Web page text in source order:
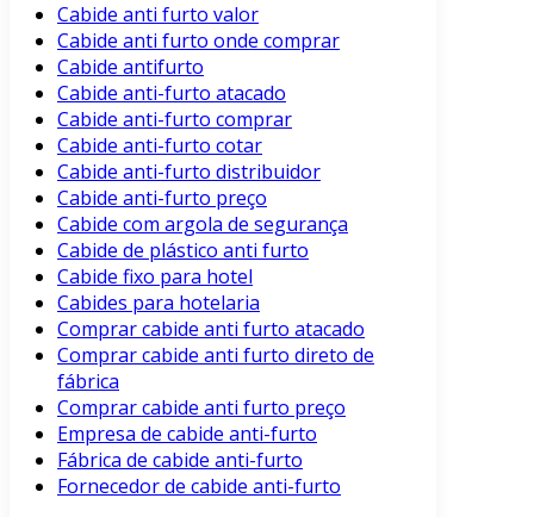
Cabide anti furto valor
Cabide anti furto onde comprar
Cabide antifurto
Cabide anti-furto atacado
Cabide anti-furto comprar
Cabide anti-furto cotar
Cabide anti-furto distribuidor
Cabide anti-furto preço
Cabide com argola de segurança
Cabide de plástico anti furto
Cabide fixo para hotel
Cabides para hotelaria
Comprar cabide anti furto atacado
Comprar cabide anti furto direto de
fábrica
Comprar cabide anti furto preço
Empresa de cabide anti-furto
Fábrica de cabide anti-furto
Fornecedor de cabide anti-furto